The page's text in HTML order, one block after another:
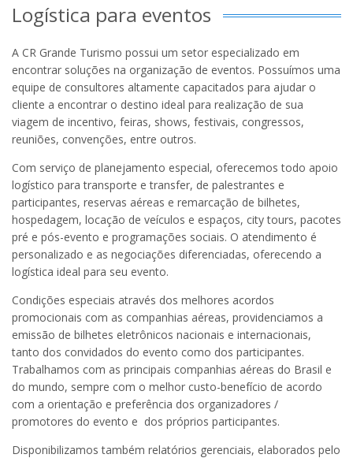
Logística para eventos
A CR Grande Turismo possui um setor especializado em
encontrar soluções na organização de eventos. Possuímos uma
equipe de consultores altamente capacitados para ajudar o
cliente a encontrar o destino ideal para realização de sua
viagem de incentivo, feiras, shows, festivais, congressos,
reuniões, convenções, entre outros.
Com serviço de planejamento especial, oferecemos todo apoio
logístico para transporte e transfer, de palestrantes e
participantes, reservas aéreas e remarcação de bilhetes,
hospedagem, locação de veículos e espaços, city tours, pacotes
pré e pós-evento e programações sociais. O atendimento é
personalizado e as negociações diferenciadas, oferecendo a
logística ideal para seu evento.
Condições especiais através dos melhores acordos
promocionais com as companhias aéreas, providenciamos a
emissão de bilhetes eletrônicos nacionais e internacionais,
tanto dos convidados do evento como dos participantes.
Trabalhamos com as principais companhias aéreas do Brasil e
do mundo, sempre com o melhor custo-benefício de acordo
com a orientação e preferência dos organizadores /
promotores do evento e dos próprios participantes.
Disponibilizamos também relatórios gerenciais, elaborados pelo